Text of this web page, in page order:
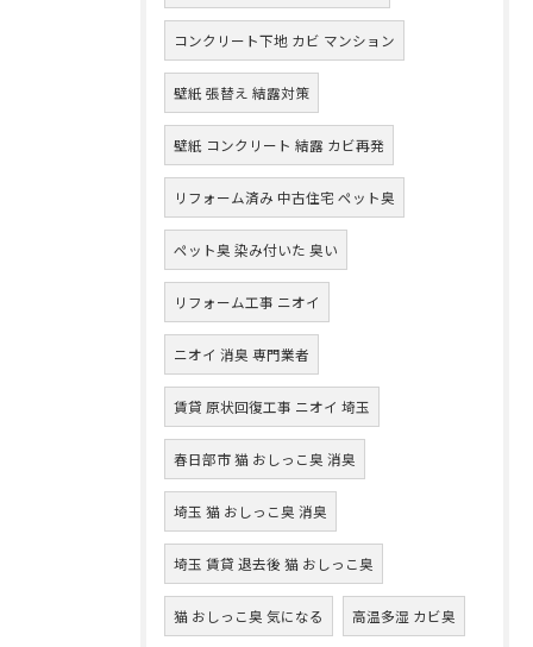
コンクリート下地 カビ マンション
壁紙 張替え 結露対策
壁紙 コンクリート 結露 カビ再発
リフォーム済み 中古住宅 ペット臭
ペット臭 染み付いた 臭い
リフォーム工事 ニオイ
ニオイ 消臭 専門業者
賃貸 原状回復工事 ニオイ 埼玉
春日部市 猫 おしっこ臭 消臭
埼玉 猫 おしっこ臭 消臭
埼玉 賃貸 退去後 猫 おしっこ臭
猫 おしっこ臭 気になる 高温多湿 カビ臭